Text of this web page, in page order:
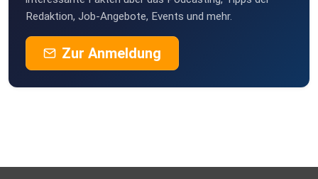
Redaktion, Job-Angebote, Events und mehr.
Zur Anmeldung